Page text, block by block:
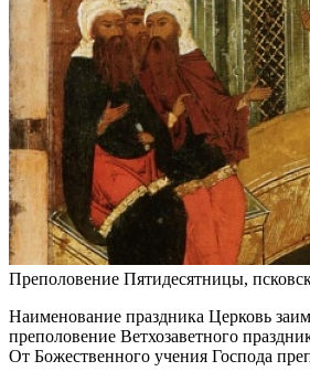
Преполовение Пятидесятницы,
Наименование праздника Церковь
преполовение Ветхозаветного
От Божественного учения Господа